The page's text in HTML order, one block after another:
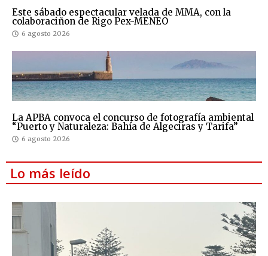
Este sábado espectacular velada de MMA, con la
colaboraciñon de Rigo Pex-MENEO
6 agosto 2026
La APBA convoca el concurso de fotografía ambiental
“Puerto y Naturaleza: Bahía de Algeciras y Tarifa”
6 agosto 2026
Lo más leído